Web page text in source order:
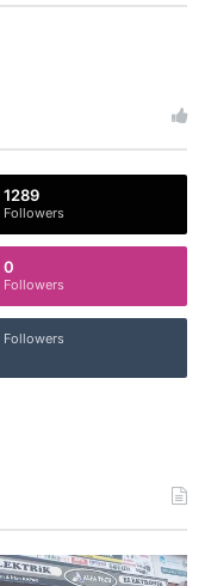
1289
Followers
0
Followers
Followers